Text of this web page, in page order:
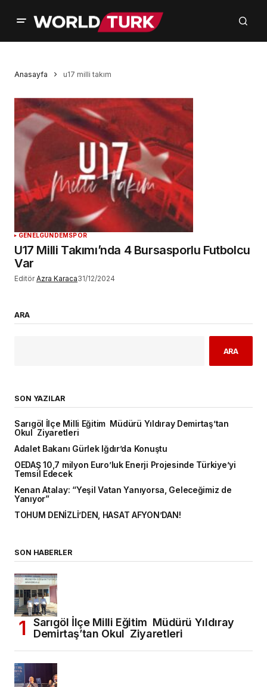
Anasayfa u17 milli takım
GENELGÜNDEMSPOR
U17 Milli Takımı’nda 4 Bursasporlu Futbolcu
Var
Editör Azra Karaca31/12/2024
ARA
ARA
SON YAZILAR
Sarıgöl İlçe Milli Eğitim Müdürü Yıldıray Demirtaş’tan
Okul Ziyaretleri
Adalet Bakanı Gürlek Iğdır’da Konuştu
OEDAŞ 10,7 milyon Euro’luk Enerji Projesinde Türkiye’yi
Temsil Edecek
Kenan Atalay: “Yeşil Vatan Yanıyorsa, Geleceğimiz de
Yanıyor”
TOHUM DENİZLİ’DEN, HASAT AFYON’DAN!
SON HABERLER
Sarıgöl İlçe Milli Eğitim Müdürü Yıldıray
Demirtaş’tan Okul Ziyaretleri